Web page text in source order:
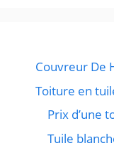
Couvreur De
Toiture en
Prix d’une
Tuile